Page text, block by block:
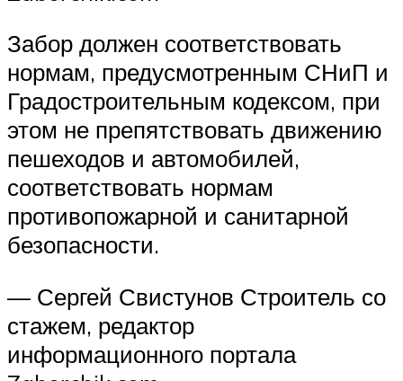
Забор должен соответствовать
нормам, предусмотренным СНиП и
Градостроительным кодексом, при
этом не препятствовать движению
пешеходов и автомобилей,
соответствовать нормам
противопожарной и санитарной
безопасности.
— Сергей Свистунов Строитель со
стажем, редактор
информационного портала